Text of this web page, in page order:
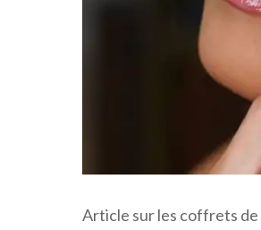
Article sur les coffrets de